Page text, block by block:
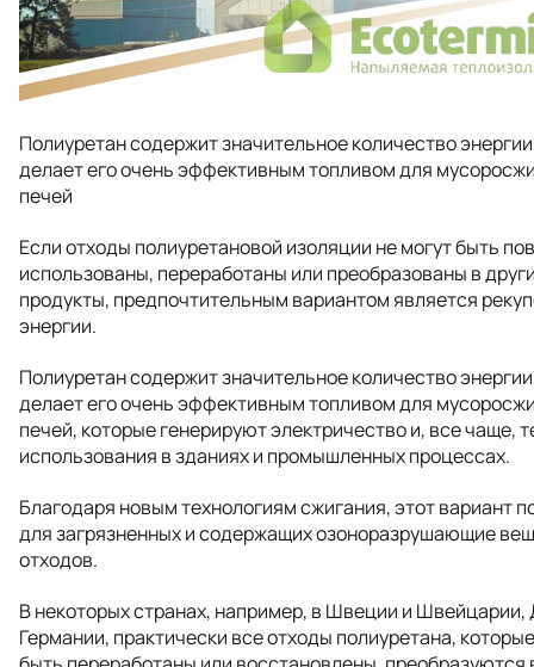
Полиуретан содержит значительное количество
делает его очень эффективным топливом для
печей
Если отходы полиуретановой изоляции не могут быть
использованы, переработаны или преобразованы в
продукты, предпочтительным вариантом является
энергии.
Полиуретан содержит значительное количество
делает его очень эффективным топливом для
печей, которые генерируют электричество и, все чаще,
использования в зданиях и промышленных процессах.
Благодаря новым технологиям сжигания, этот вариант
для загрязненных и содержащих озоноразрушающие
отходов.
В некоторых странах, например, в Швеции и Швейцарии,
Германии, практически все отходы полиуретана,